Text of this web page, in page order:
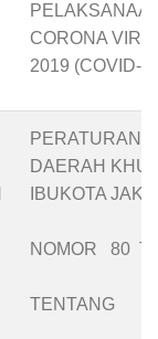
CORONA
2019 (COVID-
PERATURAN
DAERAH
IBUKOTA
NOMOR 80
TENTANG